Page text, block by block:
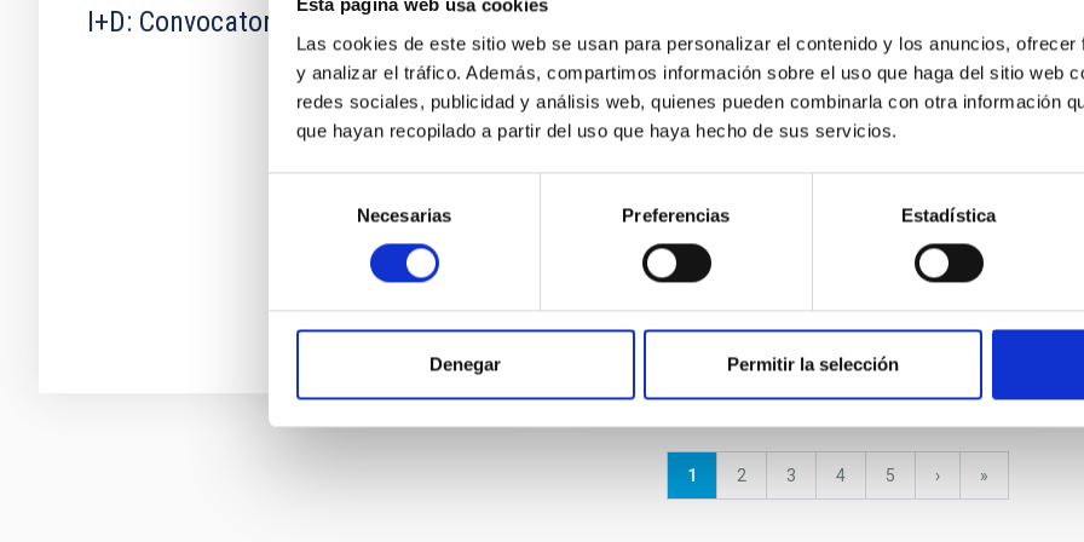
Esta página web usa cookies
Las cookies de este sitio web se usan para personalizar el contenido y los anuncios,
y analizar el tráfico. Además, compartimos información sobre el uso que haga del sitio web
redes sociales, publicidad y análisis web, quienes pueden combinarla con otra información
que hayan recopilado a partir del uso que haya hecho de sus servicios.
consentimiento
Necesarias Preferencias Estadística
Denegar Permitir la selección
I+D: Convocatoria 2017
formación de doctores en Centros
de Investigación y Centros de
Excelencia Severo Ochoa
Centros de Investigación y Centros de
Excelencia Severo Ochoa
Página
1 Página
2 Página
3 Página
4 Página
5
Siguiente
›
última
»